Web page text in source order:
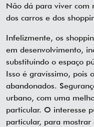
Não dá para viver com
dos carros e dos
Infelizmente, os
em desenvolvimento,
substituindo o espaço
Isso é gravíssimo, pois
abandonados.
urbano, com uma
particular. O interesse
particular, para